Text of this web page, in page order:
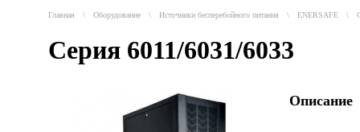
Главная \ Оборудование \ Источники бесперебойного питания \ ENERSAFE \
Серия 6011/6031/6033
Описание